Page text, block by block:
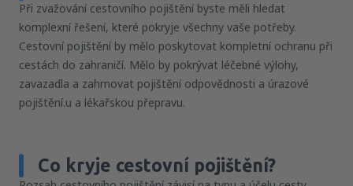
Při zvažování cestovního pojištění byste měli hledat
komplexní řešení, které pokryje všechny vaše potřeby.
Cestovní pojištění by mělo poskytovat kompletní ochranu při
cestách do zahraničí. Mělo by pokrývat léčebné výlohy,
zavazadla a zahrnovat pojištění odpovědnosti a úrazové
pojištění.u a lékařskou přepravu.
Co kryje cestovní pojištění?